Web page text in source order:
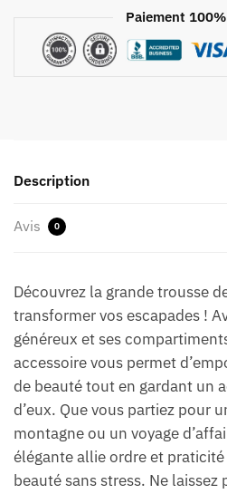
Paiement
Description
Avis 0
Découvrez la grande trousse
transformer vos escapades !
généreux et ses
accessoire vous permet
de beauté tout en gardant un
d’eux. Que vous partiez pour
montagne ou un voyage
élégante allie ordre et
beauté sans stress. Ne laissez